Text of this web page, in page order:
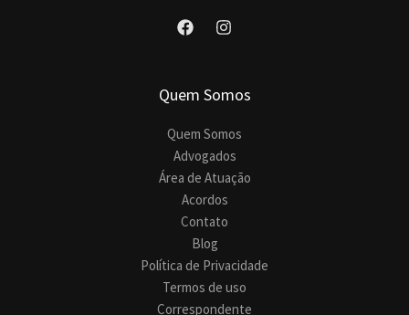
Quem Somos
Quem Somos
Advogados
Área de Atuação
Acordos
Contato
Blog
Política de Privacidade
Termos de uso
Correspondente